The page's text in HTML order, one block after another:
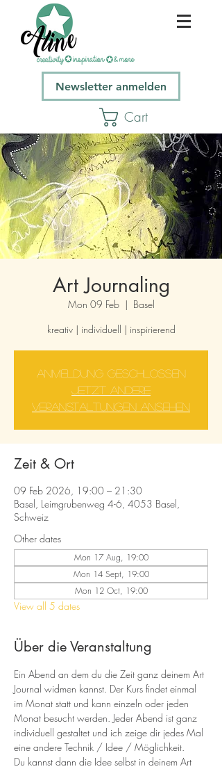
Newsletter anmelden
Cart
Art Journaling
Mon 09 Feb
  |
Basel
kreativ | individuell | inspirierend
Anmeldung geschlossen
Jetzt andere
Veranstaltungen ansehen
Zeit & Ort
09 Feb 2026, 19:00 – 21:30
Basel, Leimgrubenweg 4-6, 4053 Basel,
Schweiz
Other dates
Mon 17 Aug, 19:00
Mon 14 Sept, 19:00
Mon 12 Oct, 19:00
View all 5 dates
Über die Veranstaltung
Ein Abend an dem du die Zeit ganz deinem Art
Journal widmen kannst. Der Kurs findet einmal
im Monat statt und kann einzeln oder jeden
Monat besucht werden. Jeder Abend ist ganz
individuell gestaltet und ich zeige dir jedes Mal
eine andere Technik / Idee / Möglichkeit.
Du kannst dann die Idee selbst in deinem Art